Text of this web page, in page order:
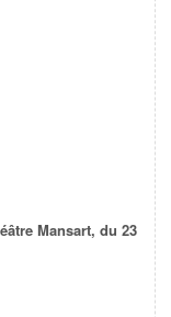
Mansart, du 23